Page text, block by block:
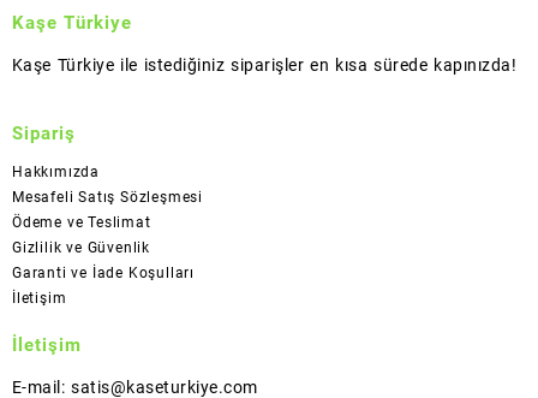
Kaşe Türkiye
Kaşe Türkiye ile istediğiniz siparişler en kısa sürede kapınızda!
Sipariş
Hakkımızda
Mesafeli Satış Sözleşmesi
Ödeme ve Teslimat
Gizlilik ve Güvenlik
Garanti ve İade Koşulları
İletişim
İletişim
E-mail: satis@kaseturkiye.com